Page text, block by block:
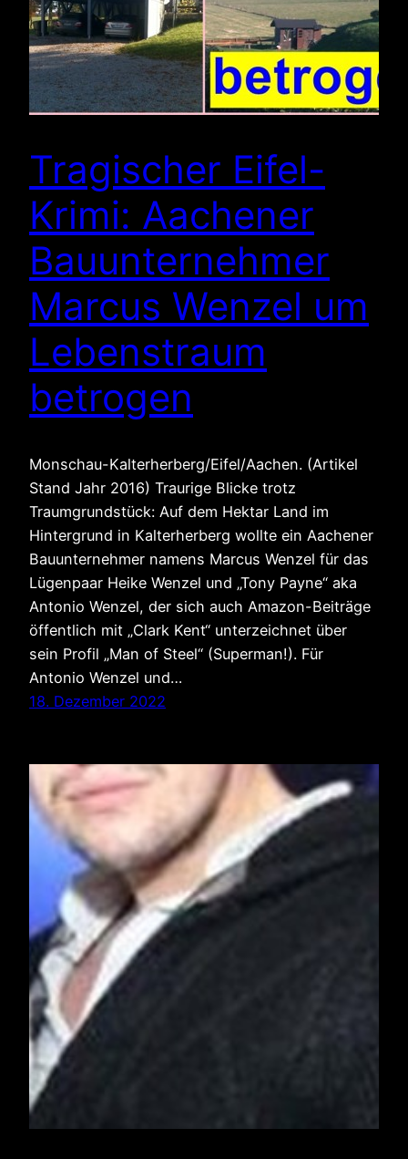
Tragischer Eifel-
Krimi: Aachener
Bauunternehmer
Marcus Wenzel um
Lebenstraum
betrogen
Monschau-Kalterherberg/Eifel/Aachen. (Artikel
Stand Jahr 2016) Traurige Blicke trotz
Traumgrundstück: Auf dem Hektar Land im
Hintergrund in Kalterherberg wollte ein Aachener
Bauunternehmer namens Marcus Wenzel für das
Lügenpaar Heike Wenzel und „Tony Payne“ aka
Antonio Wenzel, der sich auch Amazon-Beiträge
öffentlich mit „Clark Kent“ unterzeichnet über
sein Profil „Man of Steel“ (Superman!). Für
Antonio Wenzel und…
18. Dezember 2022